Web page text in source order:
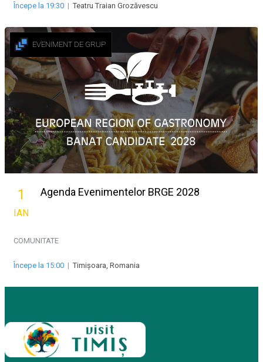
Începe la 19:30 |Teatru Traian Grozăvescu
EVENIMENT DE GRUP
1
IAN
Agenda Evenimentelor BRGE 2028
COMUNITATE
Începe la 15:00 |Timișoara, Romania